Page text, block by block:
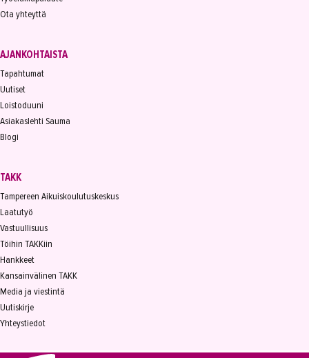
Ota yhteyttä
AJANKOHTAISTA
Tapahtumat
Uutiset
Loistoduuni
Asiakaslehti Sauma
Blogi
TAKK
Tampereen Aikuiskoulutuskeskus
Laatutyö
Vastuullisuus
Töihin TAKKiin
Hankkeet
Kansainvälinen TAKK
Media ja viestintä
Uutiskirje
Yhteystiedot